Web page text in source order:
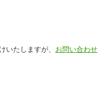
いたしますが、 お問い合わせ